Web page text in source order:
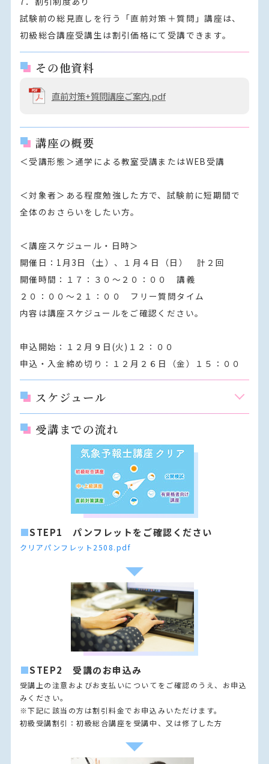
試験前の総見直しを行う「直前対策＋質問」講座は、
初級総合講座受講生は割引価格にて受講できます。
その他資料
直前対策+質問講座ご案内.pdf
講座の概要
＜受講形態＞通学による教室受講またはWEB受講
＜対象者＞ある程度勉強した方で、試験前に短期間で
全体のおさらいをしたい方。
＜講座スケジュール・日時＞
開催日：1月3日（土）、１月４日（日）　計２回
開催時間：１７：３０～２０：００　講義
２０：００～２１：００　フリー質問タイム
内容は講座スケジュールをご確認ください。
申込開始：１２月９日(火)１２：００
申込・入金締め切り：１２月２６日（金）１５：００
スケジュール
受講までの流れ
■STEP1 パンフレットをご確認ください
クリアパンフレット2508.pdf
■STEP2 受講のお申込み
受講上の注意およびお支払いについてをご確認のうえ、お申込
みください。
※下記に該当の方は割引料金でお申込みいただけます。
初級受講割引：初級総合講座を受講中、又は修了した方